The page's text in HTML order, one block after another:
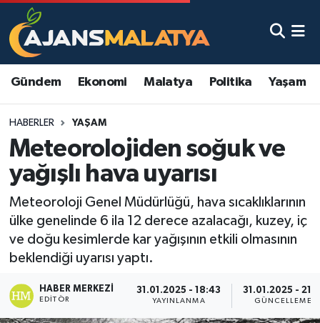
Gündem Ekonomi Malatya Politika Yaşam
HABERLER YAŞAM
Meteorolojiden soğuk ve
yağışlı hava uyarısı
Meteoroloji Genel Müdürlüğü, hava sıcaklıklarının
ülke genelinde 6 ila 12 derece azalacağı, kuzey, iç
ve doğu kesimlerde kar yağışının etkili olmasının
beklendiği uyarısı yaptı.
HABER MERKEZI
EDITÖR
31.01.2025 - 18:43
YAYINLANMA
31.01.2025 -
GÜNCELLEME
Asayiş
Eğitim
Ekonomi
Gündem
Kadın
Malatya Nöbetçi Eczaneler
Malatya Namaz Vakitleri
Malatya Trafik Yoğunluk Haritası
TFF 3.Lig 2.Grup Puan Durumu ve Fikstür
Tüm Manşetler